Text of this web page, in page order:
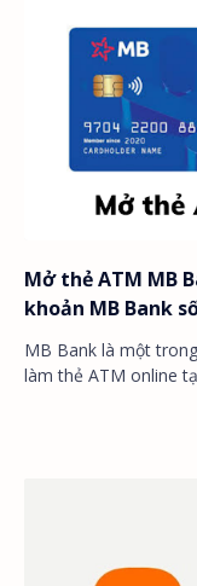
Mở thẻ ATM MB
khoản MB Bank
MB Bank là một trong số ít những ngân hàng triển khai dịch vụ
làm thẻ ATM online